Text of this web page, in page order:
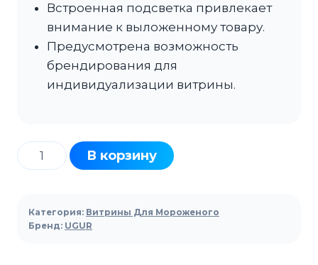
Встроенная подсветка привлекает
внимание к выложенному товару.
Предусмотрена возможность
брендирования для
индивидуализации витрины.
Количество
товара
витрина
для
В корзину
Категория: Витрины Для Мороженого
Бренд: UGUR